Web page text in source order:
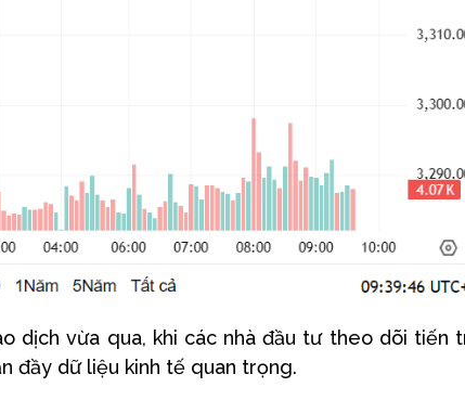
dịch vừa qua, khi các nhà đầu tư theo dõi tiến
đầy dữ liệu kinh tế quan trọng.